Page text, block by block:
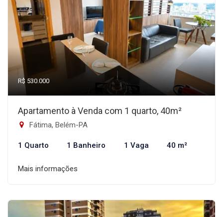
R$ 530.000
Apartamento à Venda com 1 quarto, 40m²
Fátima, Belém-PA
1 Quarto 1 Banheiro 1 Vaga 40 m²
Mais informações